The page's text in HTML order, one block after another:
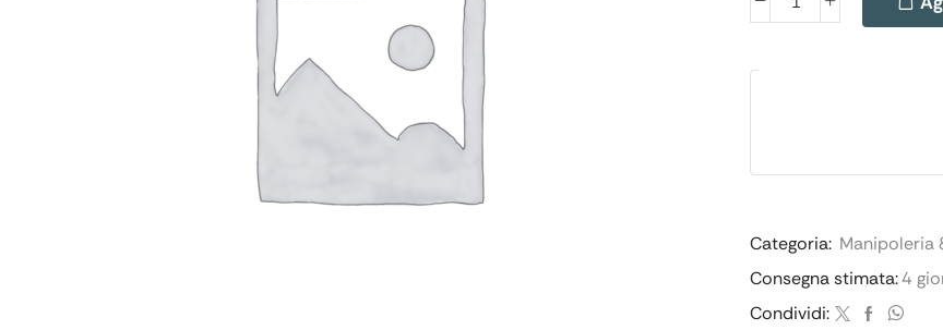
Categoria: Manipoleria
Consegna stimata:4
Condividi: